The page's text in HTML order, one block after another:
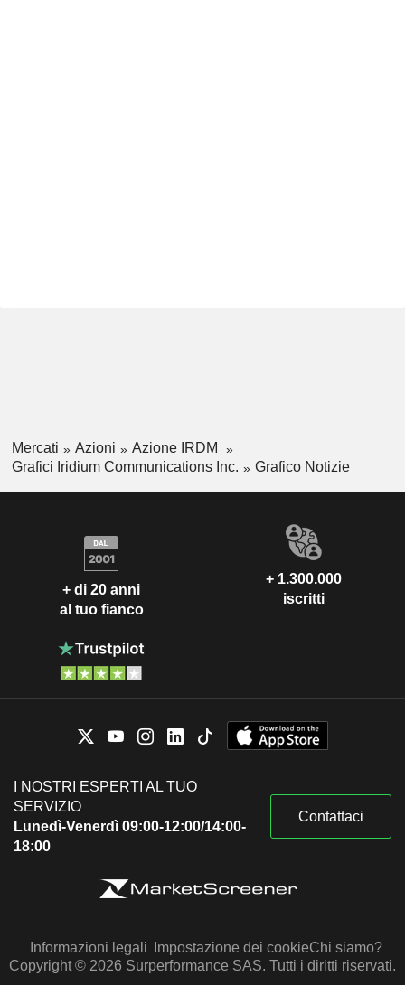
Mercati Azioni
Azione IRDM
Grafici Iridium Communications Inc.
Grafico Notizie
+ di 20 anni
al tuo fianco
+ 1.300.000
iscritti
I NOSTRI ESPERTI AL TUO
SERVIZIO
Lunedì-Venerdì 09:00-12:00/14:00-
18:00
Contattaci
Informazioni legali Impostazione dei cookieChi siamo?
Copyright © 2026 Surperformance SAS. Tutti i diritti riservati.